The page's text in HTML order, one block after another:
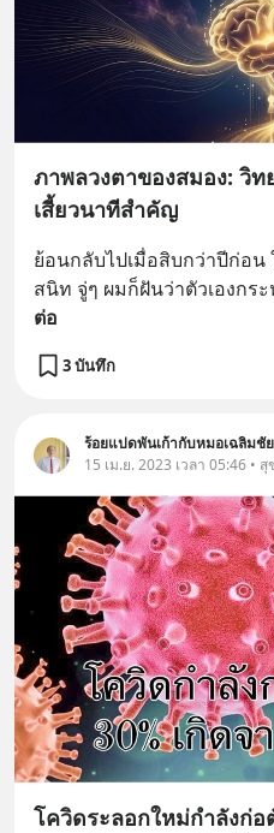
ภาพลวงตาของสมอง: วิท
เสี้ยวนาทีสำคัญ
ย้อนกลับไปเมื่อสิบกว่าปีก่อ
สนิท จู่ๆ ผมก็ฝันว่าตัวเองกร
ต่อ
3 บันทึก
ร้อยแปดพันเก้ากับหมอเฉลิมชัย
15 เม.ย. 2023 เวลา 05:46 •
โควิดระลอกใหม่กำลังก่อ